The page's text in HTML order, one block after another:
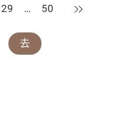
29 … 50 下一頁
去